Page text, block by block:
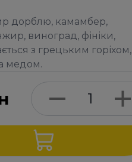
дорблю, камамбер,
виноград, фініки,
з грецьким горіхом,
медом.